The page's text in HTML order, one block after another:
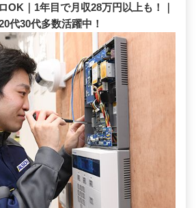
OK｜1年目で月収28万円以上も！｜
代30代多数活躍中！